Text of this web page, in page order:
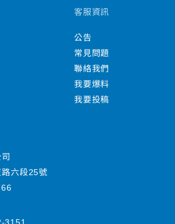
客服資訊
公告
常見問題
聯絡我們
我要爆料
我要投稿
六段25號